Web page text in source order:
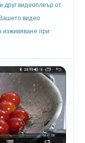
друг видеоплеър от
видео
изживяване при